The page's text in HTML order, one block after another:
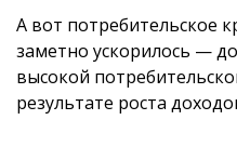
А вот потребительское
заметно ускорилось —
высокой
результате роста